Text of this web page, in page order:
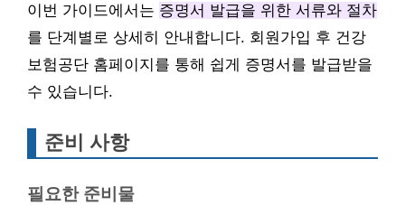
이번 가이드에서는 증명서 발급을 위한 서류와 절차
를 단계별로 상세히 안내합니다. 회원가입 후 건강
보험공단 홈페이지를 통해 쉽게 증명서를 발급받을
수 있습니다.
준비 사항
필요한 준비물